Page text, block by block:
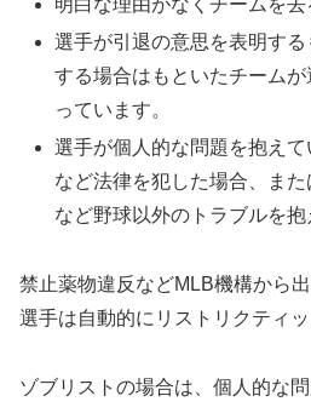
明白な理由がなくチームを去
選手が引退の意思を表明す
する場合はもといたチーム
っています。
選手が個人的な問題を抱え
など法律を犯した場合、ま
など野球以外のトラブルを抱
禁止薬物違反などMLB機構から
選手は自動的にリストリクティ
ゾブリストの場合は、個人的な問